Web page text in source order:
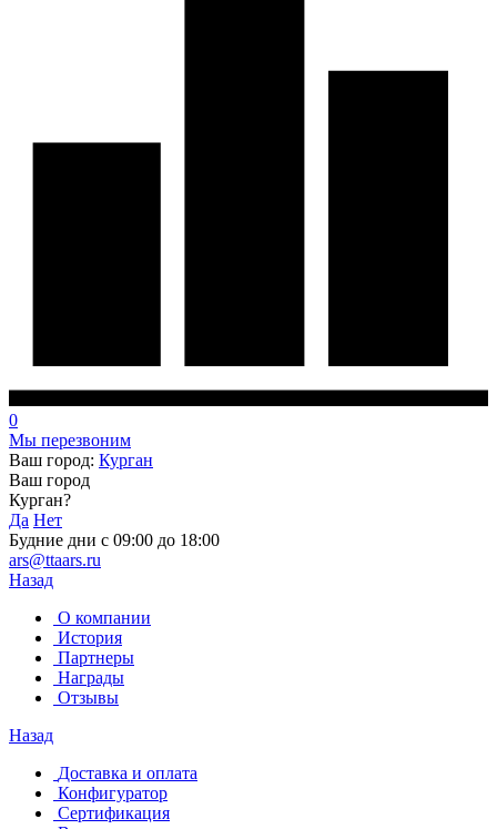
0
Мы перезвоним
Ваш город: Курган
Ваш город
Курган?
Да Нет
Будние дни с 09:00 до 18:00
ars@ttaars.ru
Назад
О компании
История
Партнеры
Награды
Отзывы
Назад
Доставка и оплата
Конфигуратор
Сертификация